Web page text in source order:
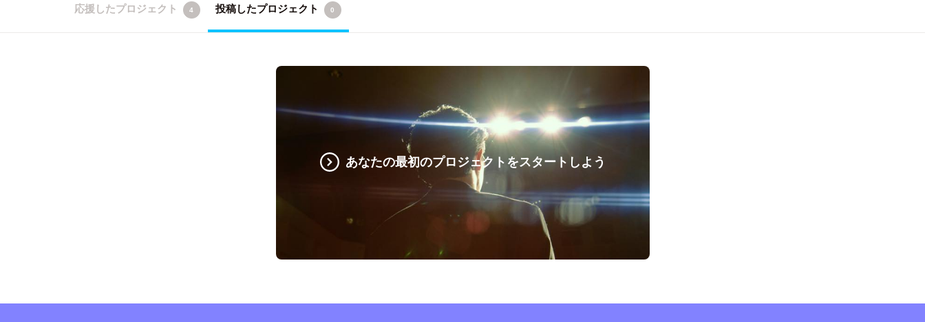
応援したプロジェクト 4 投稿したプロジェクト 0
あなたの最初のプロジェクトをスタートしよう